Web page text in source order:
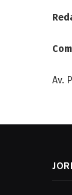
Av.